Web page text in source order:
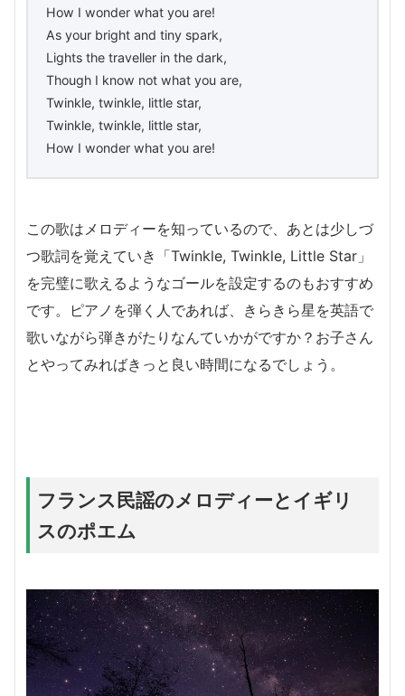
How I wonder what you are!
As your bright and tiny spark,
Lights the traveller in the dark,
Though I know not what you are,
Twinkle, twinkle, little star,
Twinkle, twinkle, little star,
How I wonder what you are!
この歌はメロディーを知っているので、あとは少しづ
つ歌詞を覚えていき「Twinkle, Twinkle, Little Star」
を完璧に歌えるようなゴールを設定するのもおすすめ
です。ピアノを弾く人であれば、きらきら星を英語で
歌いながら弾きがたりなんていかがですか？お子さん
とやってみればきっと良い時間になるでしょう。
フランス民謡のメロディーとイギリ
スのポエム